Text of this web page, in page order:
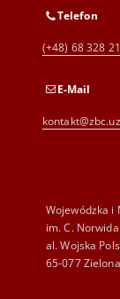
Telefon
(+48) 68 328
E-Mail
Wojewódzka i
im. C.
al. Wojska
65-077